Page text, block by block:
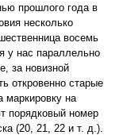
прошлого года в
несколько
восемь
у нас параллельно
за новизной
откровенно старые
маркировку на
порядковый номер
(20, 21, 22 и т. д.).